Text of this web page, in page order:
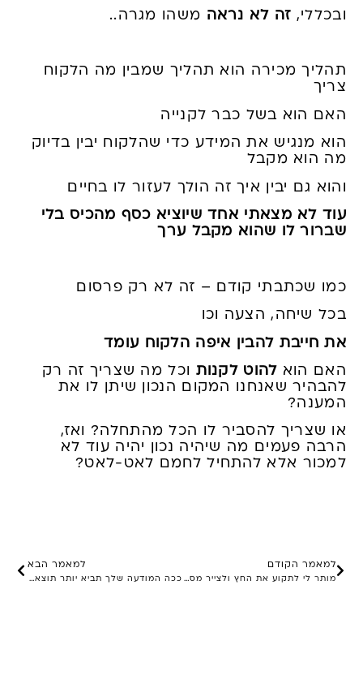
ובכללי, זה לא נראה משהו מגרה..
תהליך מכירה הוא תהליך שמבין מה הלקוח
צריך
האם הוא בשל כבר לקנייה
הוא מנגיש את המידע כדי שהלקוח יבין בדיוק
מה הוא מקבל
והוא גם יבין איך זה הולך לעזור לו בחיים
עוד לא מצאתי אחד שיוציא כסף מהכיס בלי
שברור לו שהוא מקבל ערך
כמו שכתבתי קודם – זה לא רק פרסום
בכל שיחה, הצעה וכו
את חייבת להבין איפה הלקוח עומד
האם הוא להוט לקנות וכל מה שצריך זה רק
להבהיר שאנחנו המקום הנכון שיתן לו את
המענה?
או שצריך להסביר לו הכל מהתחלה? ואז,
הרבה פעמים מה שיהיה נכון יהיה עוד לא
למכור אלא להתחיל לחמם לאט-לאט?
למאמר הקודם
מותר לי לתקוע את החץ ולצייר מסביבו עיגול? (ובקיצור, מה עושים כשאין השראה…)
למאמר הבא
ככה המודעה שלך תביא יותר תוצאות